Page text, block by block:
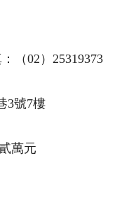
（02）25319373
3號7樓
萬元